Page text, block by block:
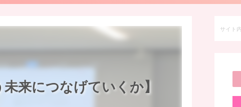
来につなげていくか】